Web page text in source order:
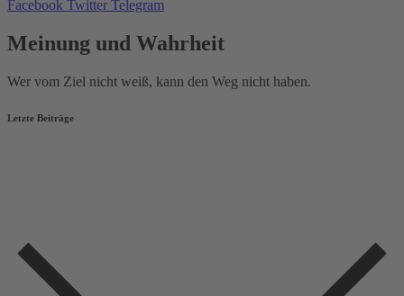
Facebook Twitter Telegram
Meinung und Wahrheit
Wer vom Ziel nicht weiß, kann den Weg nicht haben.
Letzte Beiträge